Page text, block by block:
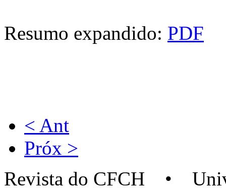
Resumo expandido: PDF
< Ant
Próx >
Revista do CFCH •